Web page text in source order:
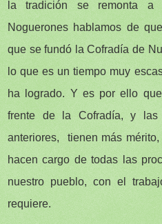
la tradición se remonta a
Noguerones hablamos de
que se fundó la Cofradía de
lo que es un tiempo muy
ha logrado. Y es por ello
frente de la Cofradía, y
anteriores, tienen más
hacen cargo de todas las
nuestro pueblo, con el
requiere.